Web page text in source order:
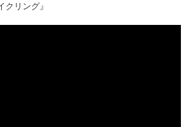
リング』